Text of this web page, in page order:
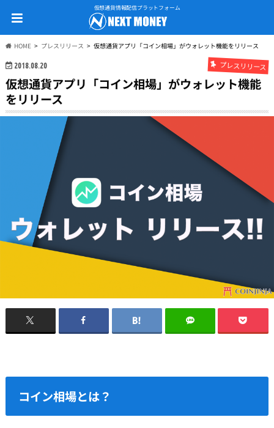
仮想通貨情報配信プラットフォーム
HOME プレスリリース 仮想通貨アプリ「コイン相場」がウォレット機能をリリース
2018.08.20 プレスリリース
仮想通貨アプリ「コイン相場」がウォレット機能
をリリース
コイン相場とは？